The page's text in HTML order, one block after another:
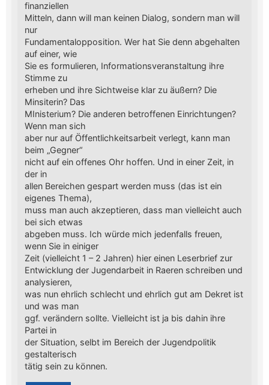
finanziellen
Mitteln, dann will man keinen Dialog, sondern man will
nur
Fundamentalopposition. Wer hat Sie denn abgehalten
auf einer, wie
Sie es formulieren, Informationsveranstaltung ihre
Stimme zu
erheben und ihre Sichtweise klar zu äußern? Die
Minsiterin? Das
MInisterium? Die anderen betroffenen Einrichtungen?
Wenn man sich
aber nur auf Öffentlichkeitsarbeit verlegt, kann man
beim „Gegner“
nicht auf ein offenes Ohr hoffen. Und in einer Zeit, in
der in
allen Bereichen gespart werden muss (das ist ein
eigenes Thema),
muss man auch akzeptieren, dass man vielleicht auch
bei sich etwas
abgeben muss. Ich würde mich jedenfalls freuen,
wenn Sie in einiger
Zeit (vielleicht 1 – 2 Jahren) hier einen Leserbrief zur
Entwicklung der Jugendarbeit in Raeren schreiben und
analysieren,
was nun ehrlich schlecht und ehrlich gut am Dekret ist
und was man
ggf. verändern sollte. Vielleicht ist ja bis dahin ihre
Partei in
der Situation, selbt im Bereich der Jugendpolitik
gestalterisch
tätig sein zu können.